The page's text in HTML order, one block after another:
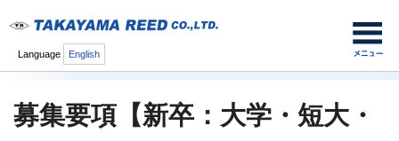
Language English
募集要項【新卒：大学・短大・